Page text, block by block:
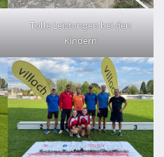
Tolle Leistungen bei den
Kindern